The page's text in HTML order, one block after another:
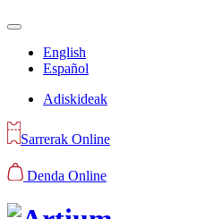
English
Español
Adiskideak
Sarrerak Online
Denda Online